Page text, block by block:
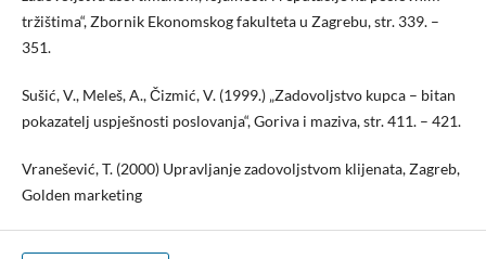
tržištima“, Zbornik Ekonomskog fakulteta u Zagrebu, str. 339. –
351.
Sušić, V., Meleš, A., Čizmić, V. (1999.) „Zadovoljstvo kupca – bitan
pokazatelj uspješnosti poslovanja“, Goriva i maziva, str. 411. – 421.
Vranešević, T. (2000) Upravljanje zadovoljstvom klijenata, Zagreb,
Golden marketing